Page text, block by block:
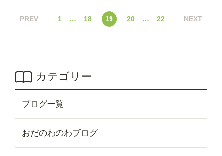
PREV 1 … 18 19 20 … 22 NEXT
カテゴリー
ブログ一覧
おだのわのわブログ